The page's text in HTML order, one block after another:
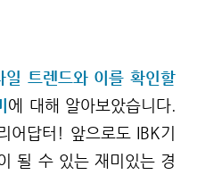
트렌드와 이를 확인할
에 대해 알아보았습니다.
어답터! 앞으로도 IBK기
될 수 있는 재미있는 경